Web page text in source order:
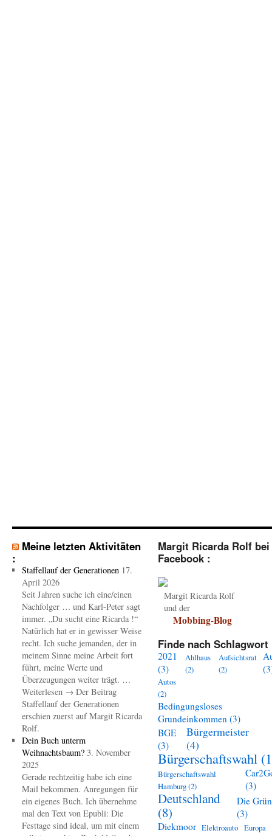
Meine letzten Aktivitäten
:
Staffellauf der Generationen 17.
April 2026
Seit Jahren suche ich eine/einen
Nachfolger … und Karl-Peter sagt
immer. „Du sucht eine Ricarda !“
Natürlich hat er in gewisser Weise
recht. Ich suche jemanden, der in
meinem Sinne meine Arbeit fort
führt, meine Werte und
Überzeugungen weiter trägt. …
Weiterlesen → Der Beitrag
Staffellauf der Generationen
erschien zuerst auf Margit Ricarda
Rolf.
Dein Buch unterm
Weihnachtsbaum? 3. November
2025
Gerade rechtzeitig habe ich eine
Mail bekommen. Anregungen für
ein eigenes Buch. Ich übernehme
mal den Text von Epubli: Die
Festtage sind ideal, um mit einem
Margit Ricarda Rolf bei
Facebook :
Margit Ricarda Rolf
und der
Mobbing-Blog
Finde nach Schlagwort
2021
(3)
Ahlhaus
(2)
Aufsichtsrat
(2)
Autos
(2)
Bedingungsloses
Grundeinkommen (3)
BGE
(3)
Bürgermeister
(4)
Bürgerschaftswahl
Bürgerschaftswahl
Hamburg(2)
(3)
Deutschland
(8)
Die
(3)
Diekmoor Elektroauto Europa